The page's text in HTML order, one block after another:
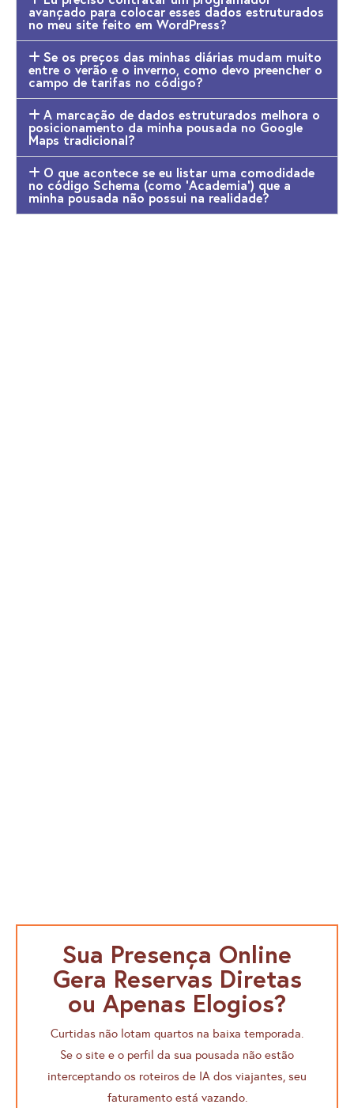
avançado para colocar esses dados estruturados
no meu site feito em WordPress?
Se os preços das minhas diárias mudam muito
entre o verão e o inverno, como devo preencher o
campo de tarifas no código?
A marcação de dados estruturados melhora o
posicionamento da minha pousada no Google
Maps tradicional?
O que acontece se eu listar uma comodidade
no código Schema (como 'Academia') que a
minha pousada não possui na realidade?
Sua Presença Online
Gera Reservas Diretas
ou Apenas Elogios?
Curtidas não lotam quartos na baixa temporada.
Se o site e o perfil da sua pousada não estão
interceptando os roteiros de IA dos viajantes, seu
faturamento está vazando.